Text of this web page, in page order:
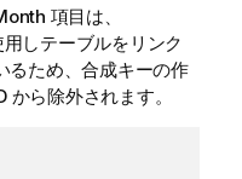
項目は、
しテーブルをリンク
るため、合成キーの作
ら除外されます。